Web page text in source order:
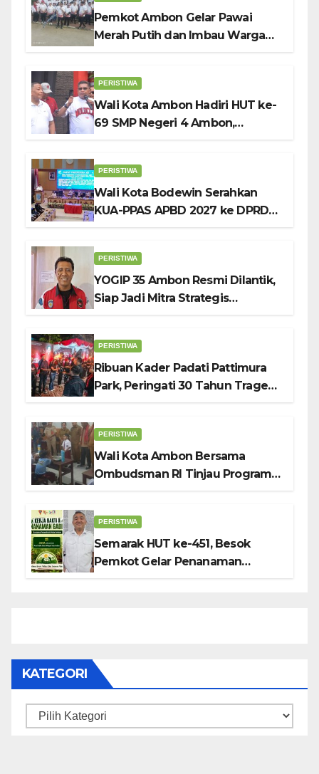
Pemkot Ambon Gelar Pawai
Merah Putih dan Imbau Warga
PERISTIWA
Wali Kota Ambon Hadiri HUT ke-
69 SMP Negeri 4 Ambon,
PERISTIWA
Wali Kota Bodewin Serahkan
KUA-PPAS APBD 2027 ke DPRD
PERISTIWA
YOGIP 35 Ambon Resmi Dilantik,
Siap Jadi Mitra Strategis
PERISTIWA
Ribuan Kader Padati Pattimura
Park, Peringati 30 Tahun Tragedi
PERISTIWA
Wali Kota Ambon Bersama
Ombudsman RI Tinjau Program
PERISTIWA
Semarak HUT ke-451, Besok
Pemkot Gelar Penanaman
KATEGORI
Kategori